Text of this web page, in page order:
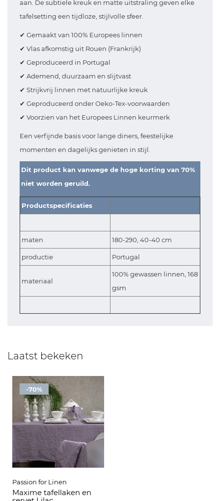
aan. De subtiele kreuk en matte uitstraling geven elke
tafelsetting een tijdloze, stijlvolle sfeer.
✔ Gemaakt van 100% Europees linnen
✔ Vlas afkomstig uit Rouen (Frankrijk)
✔ Geproduceerd in Portugal
✔ Ademend, duurzaam en slijtvast
✔ Strijkvrij linnen met natuurlijke kreuk
✔ Geproduceerd onder Oeko-Tex-voorwaarden
✔ Voorzien van het Europees Linnen keurmerk
Een verfijnde basis voor lange diners, feestelijke
momenten en dagelijks genieten in stijl.
Dit product kan vanwege de hoge korting van 70%
niet worden geruild.
Productspecificaties
maten 180-290, 40-40 cm
productie Portugal
materiaal
100% gewassen linnen, 168
gsm
Laatst bekeken
-70%
Passion for Linen
Maxime tafellaken en